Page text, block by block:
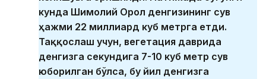
кунда Шимолий Орол денгизининг сув
ҳажми 22 миллиард куб метрга етди.
Таққослаш учун, вегетация даврида
денгизга секундига 7-10 куб метр сув
юборилган бўлса, бу йил денгизга